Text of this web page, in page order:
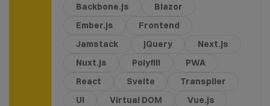
Backbone.js
Blazor
Ember.js
Frontend
Jamstack
jQuery
Next.js
Nuxt.js
Polyfill
PWA
React
Svelte
Transpiler
UI
Virtual DOM
Vue.js